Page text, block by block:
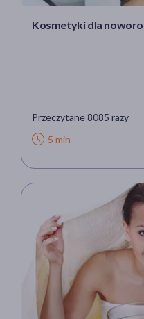
Kosmetyki dla
Przeczytane 8085 razy
5 min